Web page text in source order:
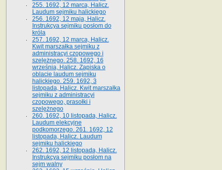
255. 1692, 12 marca, Halicz.
Laudum sejmiku halickiego
256. 1692, 12 maja, Halicz.
Instrukcya sejmiku posłom do
króla
257. 1692, 12 marca, Halicz.
Kwit marszałka sejmiku z
administracyi czopowego i
szelężnego. 258. 1692, 16
września, Halicz. Zapiska o
oblacie laudum sejmiku
halickiego. 259. 1692, 3
listopada, Halicz. Kwit marszałka
sejmiku z administracyi
czopowego, prasołki i
szelężnego
260. 1692, 10 listopada, Halicz.
Laudum elekcyjne
podkomorzego. 261. 1692, 12
listopada, Halicz. Laudum
sejmiku halickiego
262. 1692, 12 listopada, Halicz.
Instrukcya sejmiku posłom na
sejm walny